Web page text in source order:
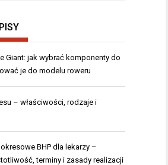
Giant: jak wybrać komponenty do
je do modelu roweru
– właściwości, rodzaje i
BHP dla lekarzy –
terminy i zasady realizacji